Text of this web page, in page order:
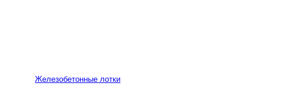
Железобетонные лотки